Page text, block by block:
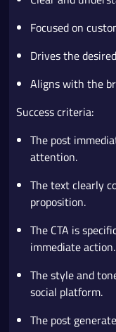
Focused on
Drives the
Aligns with the
Success criteria:
The post
attention.
The text clearly
proposition.
The CTA is
immediate action.
The style and
social platform.
The post